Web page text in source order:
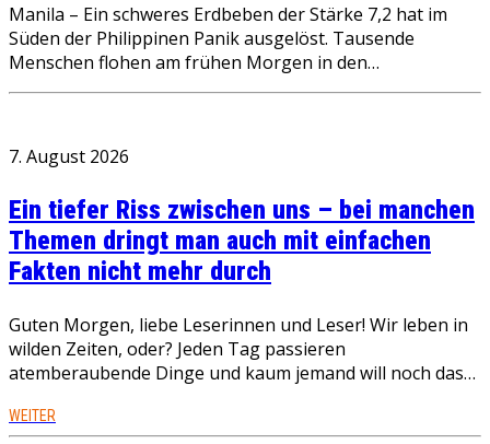
Manila – Ein schweres Erdbeben der Stärke 7,2 hat im
Süden der Philippinen Panik ausgelöst. Tausende
Menschen flohen am frühen Morgen in den…
7. August 2026
Ein tiefer Riss zwischen uns – bei manchen
Themen dringt man auch mit einfachen
Fakten nicht mehr durch
Guten Morgen, liebe Leserinnen und Leser! Wir leben in
wilden Zeiten, oder? Jeden Tag passieren
atemberaubende Dinge und kaum jemand will noch das…
WEITER